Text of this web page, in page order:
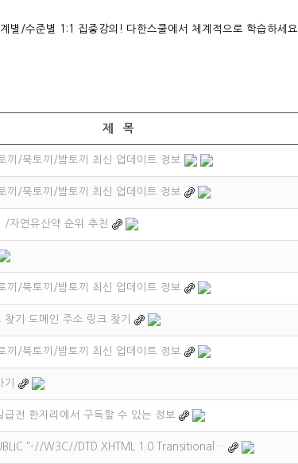
별/수준별 1:1 집중강의! 다한스쿨에서 체계적으로 학습하세요.
제 목
끼/북토끼/밤토끼 최신 업데이트 정보
끼/북토끼/밤토끼 최신 업데이트 정보
/자연유산약 순위 추천
끼/북토끼/밤토끼 최신 업데이트 정보
기 도메인 주소 링크 찾기
끼/북토끼/밤토끼 최신 업데이트 정보
급전 한자리에서 구독할 수 있는 정보
"-//W3C//DTD XHTML 1.0 Transitional…